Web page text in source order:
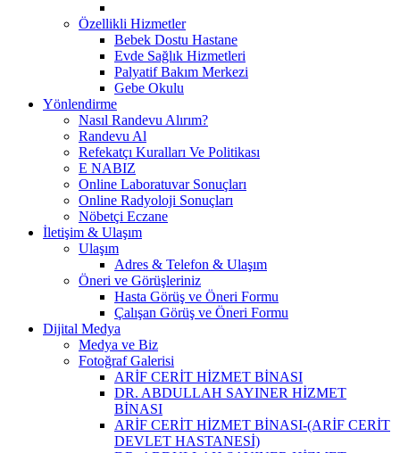
Özellikli Hizmetler
Bebek Dostu Hastane
Evde Sağlık Hizmetleri
Palyatif Bakım Merkezi
Gebe Okulu
Yönlendirme
Nasıl Randevu Alırım?
Randevu Al
Refekatçı Kuralları Ve Politikası
E NABIZ
Online Laboratuvar Sonuçları
Online Radyoloji Sonuçları
Nöbetçi Eczane
İletişim & Ulaşım
Ulaşım
Adres & Telefon & Ulaşım
Öneri ve Görüşleriniz
Hasta Görüş ve Öneri Formu
Çalışan Görüş ve Öneri Formu
Dijital Medya
Medya ve Biz
Fotoğraf Galerisi
ARİF CERİT HİZMET BİNASI
DR. ABDULLAH SAYINER HİZMET
BİNASI
ARİF CERİT HİZMET BİNASI-(ARİF CERİT
DEVLET HASTANESİ)